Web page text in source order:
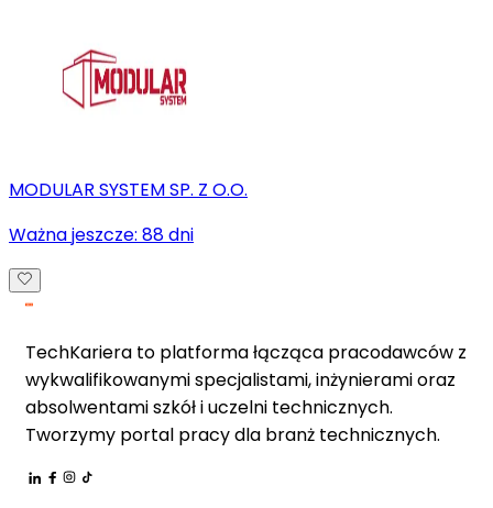
MODULAR SYSTEM SP. Z O.O.
Ważna jeszcze: 88dni
TechKariera to platforma łącząca pracodawców z
wykwalifikowanymi specjalistami, inżynierami oraz
absolwentami szkół i uczelni technicznych.
Tworzymy portal pracy dla branż technicznych.